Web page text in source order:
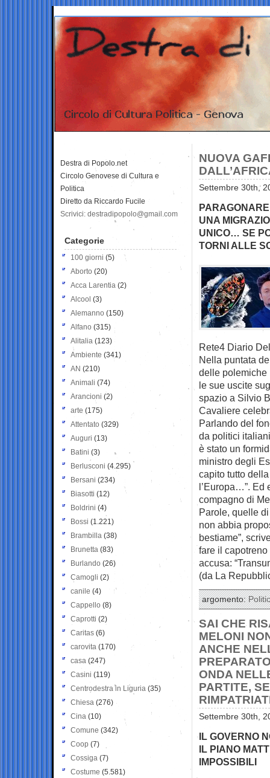
NUOVA
Settembre 30th,
UNA
UNICO… SE
TORNI ALLE
Rete4 Diario
Nella puntata
delle polemiche
le sue uscite
spazio a Silvio
Cavaliere
Parlando del
da politici
è stato un
ministro degli
capito tutto
l’Europa…”. Ed
compagno di
Parole, quelle
non abbia
bestiame”,
fare il capotreno
accusa:
(da La
argomento:
SAI CHE
MELONI
ANCHE
ONDA
PARTITE,
Settembre 30th,
IL GOVERNO
IL PIANO
IMPOSSIBILI
Destra di Popolo.net
Circolo Genovese di Cultura e
Politica
Diretto da Riccardo Fucile
Scrivici: destradipopolo@gmail.com
Categorie
100 giorni (5)
Aborto (20)
Acca Larentia (2)
Alcool (3)
Alemanno (150)
Alfano (315)
Alitalia (123)
Ambiente (341)
AN (210)
Animali (74)
Arancioni (2)
arte (175)
Attentato (329)
Auguri (13)
Batini (3)
Berlusconi (4.295)
Bersani (234)
Biasotti (12)
Boldrini (4)
Bossi (1.221)
Brambilla (38)
Brunetta (83)
Burlando (26)
Camogli (2)
canile (4)
Cappello (8)
Caprotti (2)
Caritas (6)
carovita (170)
casa (247)
Casini (119)
Centrodestra in Liguria (35)
Chiesa (276)
Cina (10)
Comune (342)
Coop (7)
Cossiga (7)
Costume (5.581)